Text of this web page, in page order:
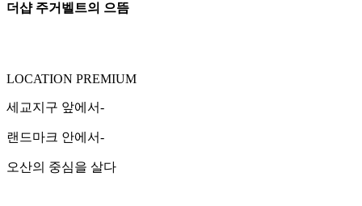
더샵 주거벨트의 으뜸
LOCATION PREMIUM
세교지구 앞에서-
랜드마크 안에서-
오산의 중심을 살다